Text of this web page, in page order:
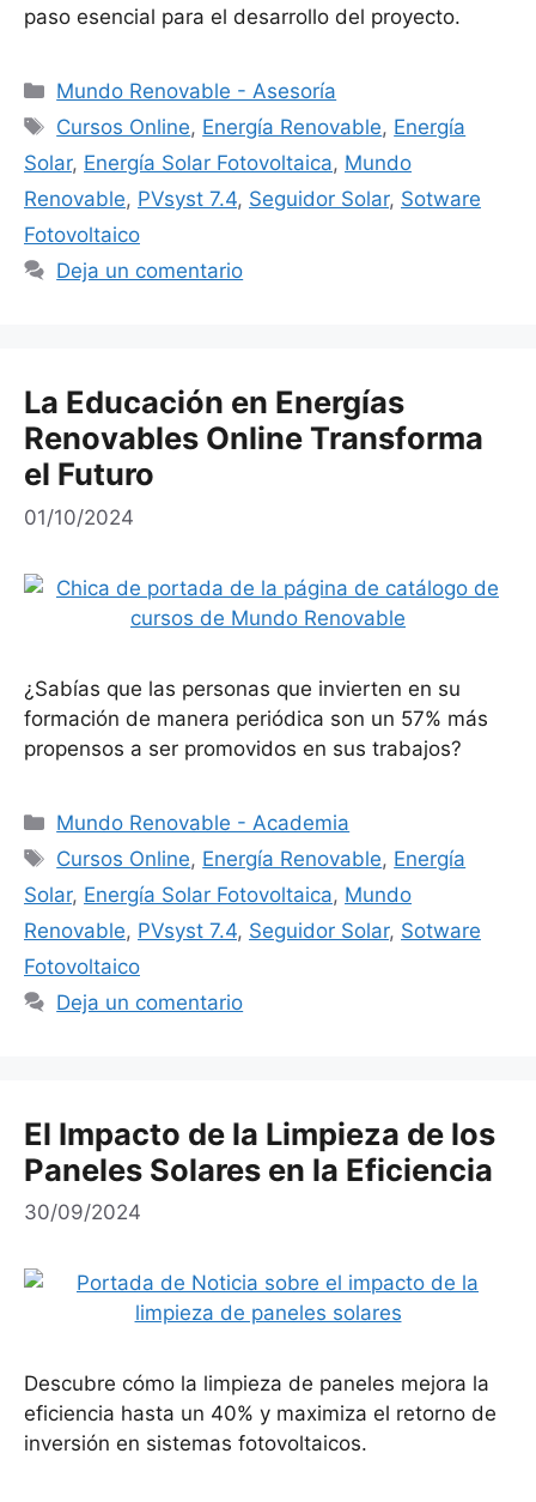
paso esencial para el desarrollo del proyecto.
Categorías
Mundo Renovable - Asesoría
Etiquetas
Cursos Online, Energía Renovable, Energía
Solar, Energía Solar Fotovoltaica, Mundo
Renovable, PVsyst 7.4, Seguidor Solar, Sotware
Fotovoltaico
Deja un comentario
La Educación en Energías
Renovables Online Transforma
el Futuro
01/10/2024
¿Sabías que las personas que invierten en su
formación de manera periódica son un 57% más
propensos a ser promovidos en sus trabajos?
Categorías
Mundo Renovable - Academia
Etiquetas
Cursos Online, Energía Renovable, Energía
Solar, Energía Solar Fotovoltaica, Mundo
Renovable, PVsyst 7.4, Seguidor Solar, Sotware
Fotovoltaico
Deja un comentario
El Impacto de la Limpieza de los
Paneles Solares en la Eficiencia
30/09/2024
Descubre cómo la limpieza de paneles mejora la
eficiencia hasta un 40% y maximiza el retorno de
inversión en sistemas fotovoltaicos.